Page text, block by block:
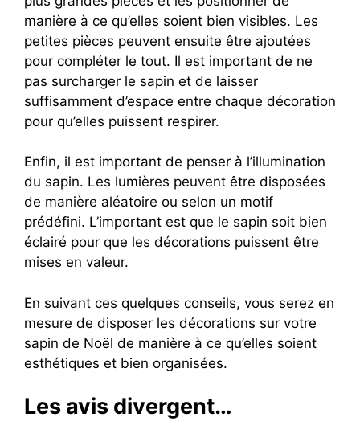
manière à ce qu’elles soient bien visibles. Les
petites pièces peuvent ensuite être ajoutées
pour compléter le tout. Il est important de ne
pas surcharger le sapin et de laisser
suffisamment d’espace entre chaque décoration
pour qu’elles puissent respirer.
Enfin, il est important de penser à l’illumination
du sapin. Les lumières peuvent être disposées
de manière aléatoire ou selon un motif
prédéfini. L’important est que le sapin soit bien
éclairé pour que les décorations puissent être
mises en valeur.
En suivant ces quelques conseils, vous serez en
mesure de disposer les décorations sur votre
sapin de Noël de manière à ce qu’elles soient
esthétiques et bien organisées.
Les avis divergent…